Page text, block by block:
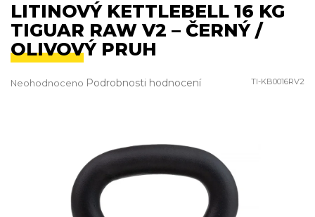
LITINOVÝ KETTLEBELL 16 KG
TIGUAR RAW V2 – ČERNÝ /
OLIVOVÝ PRUH
TI-KB0016RV2
Průměrné
Neohodnoceno Podrobnosti hodnocení